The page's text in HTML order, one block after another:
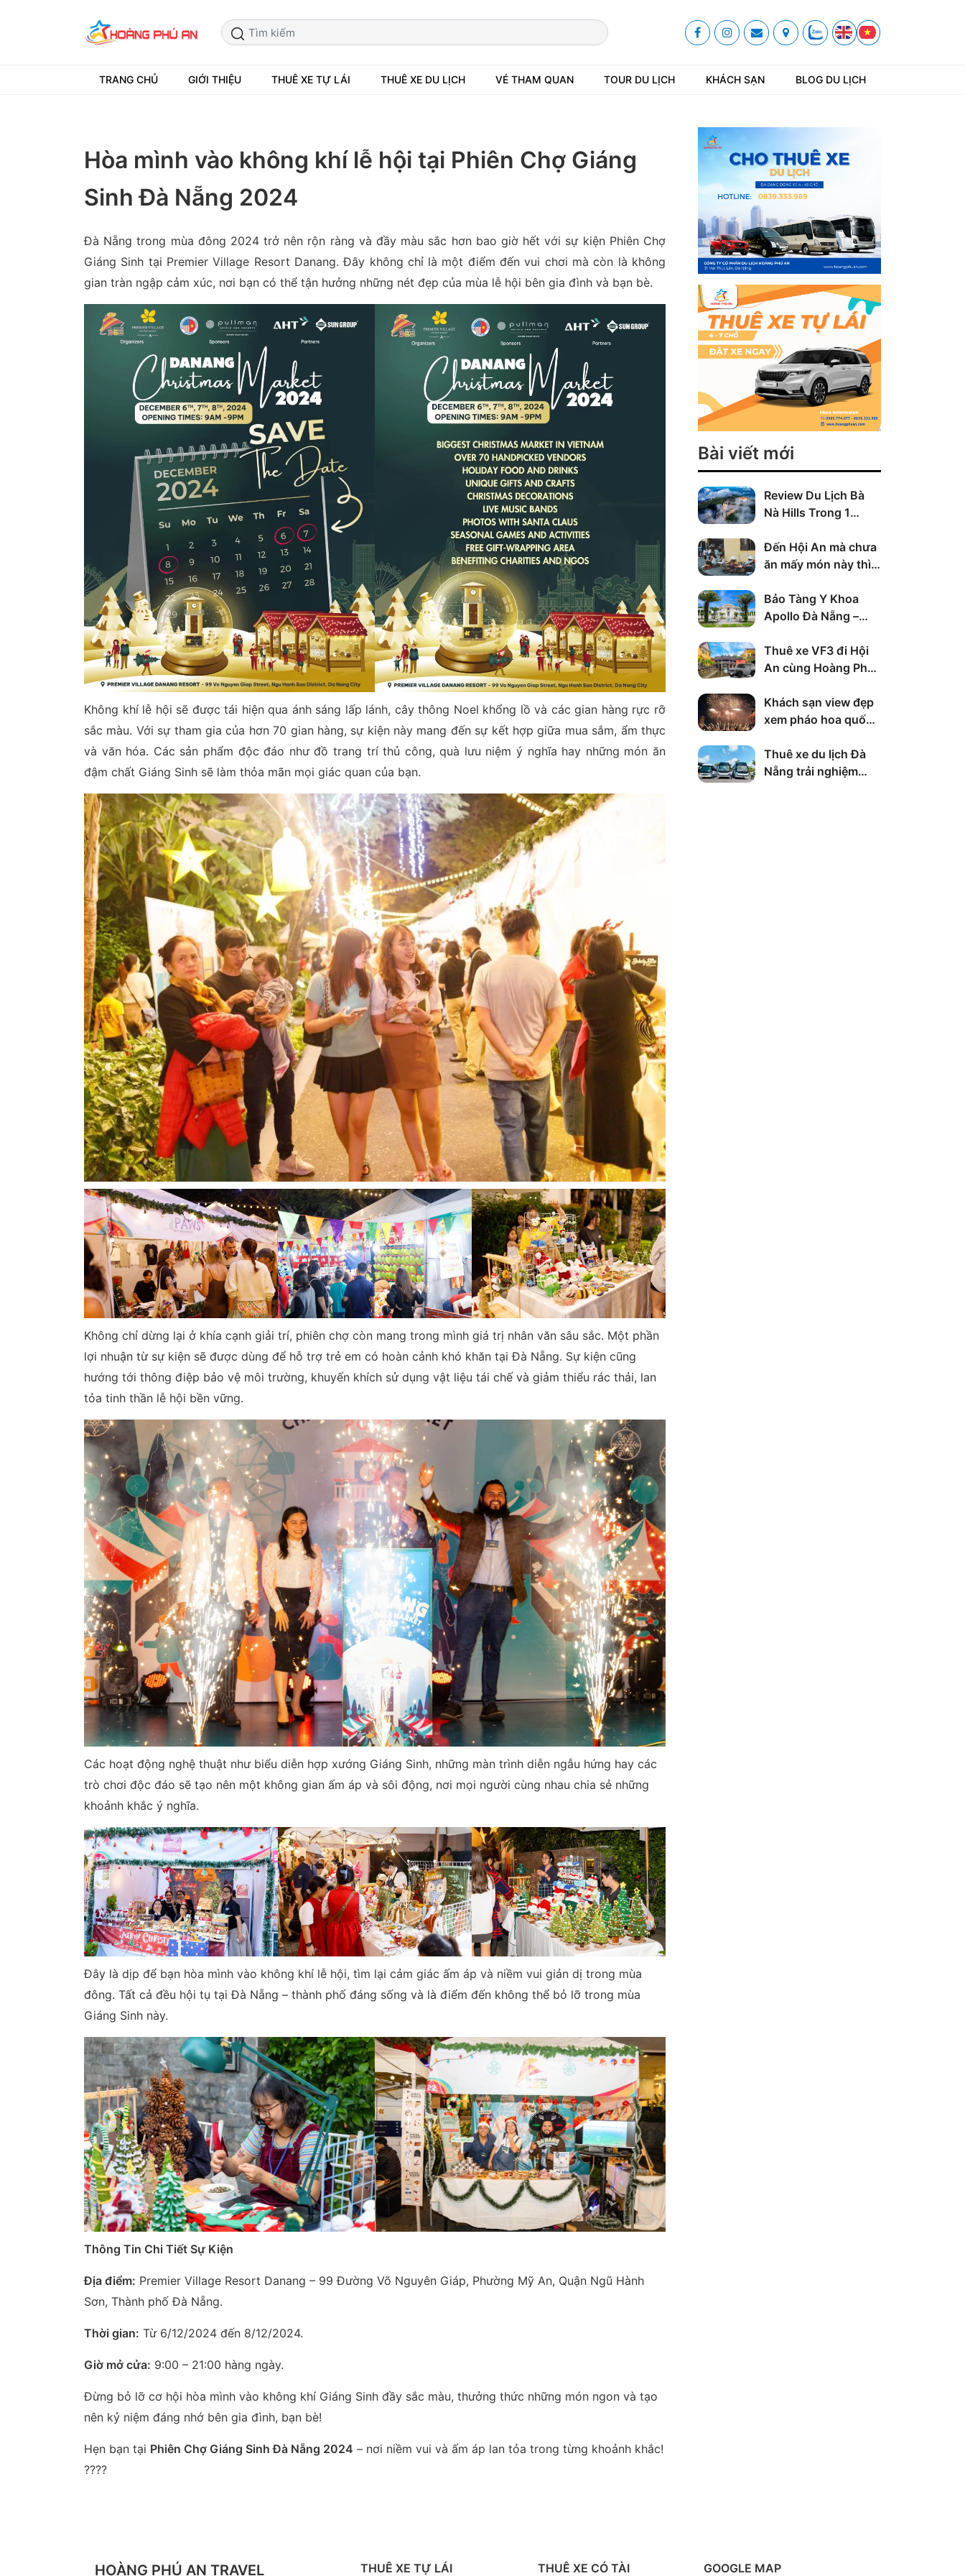
TRANG CHỦ GIỚI THIỆU THUÊ XE TỰ LÁI THUÊ XE DU LỊCH VÉ THAM QUAN TOUR DU LỊCH KHÁCH SẠN BLOG DU LỊCH
Hòa mình vào không khí lễ hội tại Phiên Chợ Giáng
Sinh Đà Nẵng 2024
Đà Nẵng trong mùa đông 2024 trở nên rộn ràng và đầy màu sắc hơn bao giờ hết với sự kiện Phiên Chợ
Giáng Sinh tại Premier Village Resort Danang. Đây không chỉ là một điểm đến vui chơi mà còn là không
gian tràn ngập cảm xúc, nơi bạn có thể tận hưởng những nét đẹp của mùa lễ hội bên gia đình và bạn bè.
Không khí lễ hội sẽ được tái hiện qua ánh sáng lấp lánh, cây thông Noel khổng lồ và các gian hàng rực rỡ
sắc màu. Với sự tham gia của hơn 70 gian hàng, sự kiện này mang đến sự kết hợp giữa mua sắm, ẩm thực
và văn hóa. Các sản phẩm độc đáo như đồ trang trí thủ công, quà lưu niệm ý nghĩa hay những món ăn
đậm chất Giáng Sinh sẽ làm thỏa mãn mọi giác quan của bạn.
Không chỉ dừng lại ở khía cạnh giải trí, phiên chợ còn mang trong mình giá trị nhân văn sâu sắc. Một phần
lợi nhuận từ sự kiện sẽ được dùng để hỗ trợ trẻ em có hoàn cảnh khó khăn tại Đà Nẵng. Sự kiện cũng
hướng tới thông điệp bảo vệ môi trường, khuyến khích sử dụng vật liệu tái chế và giảm thiểu rác thải, lan
tỏa tinh thần lễ hội bền vững.
Các hoạt động nghệ thuật như biểu diễn hợp xướng Giáng Sinh, những màn trình diễn ngẫu hứng hay các
trò chơi độc đáo sẽ tạo nên một không gian ấm áp và sôi động, nơi mọi người cùng nhau chia sẻ những
khoảnh khắc ý nghĩa.
Đây là dịp để bạn hòa mình vào không khí lễ hội, tìm lại cảm giác ấm áp và niềm vui giản dị trong mùa
đông. Tất cả đều hội tụ tại Đà Nẵng – thành phố đáng sống và là điểm đến không thể bỏ lỡ trong mùa
Giáng Sinh này.
Thông Tin Chi Tiết Sự Kiện
Địa điểm: Premier Village Resort Danang – 99 Đường Võ Nguyên Giáp, Phường Mỹ An, Quận Ngũ Hành
Sơn, Thành phố Đà Nẵng.
Thời gian: Từ 6/12/2024 đến 8/12/2024.
Giờ mở cửa: 9:00 – 21:00 hàng ngày.
Đừng bỏ lỡ cơ hội hòa mình vào không khí Giáng Sinh đầy sắc màu, thưởng thức những món ngon và tạo
nên kỷ niệm đáng nhớ bên gia đình, bạn bè!
Hẹn bạn tại Phiên Chợ Giáng Sinh Đà Nẵng 2024 – nơi niềm vui và ấm áp lan tỏa trong từng khoảnh khắc!
????
Bài viết mới
Review Du Lịch Bà
Nà Hills Trong 1
Gì, Cần Biết Gì Trước
Khi Lên Bà Nà Hills
Đến Hội An mà chưa
ăn mấy món này thì
Bảo Tàng Y Khoa
Apollo Đà Nẵng –
Mới Lạ Đang Hot
2026
Thuê xe VF3 đi Hội
An cùng Hoàng Phú
Khách sạn view đẹp
xem pháo hoa quốc
2026
Thuê xe du lịch Đà
Nẵng trải nghiệm
HOÀNG PHÚ AN TRAVEL THUÊ XE TỰ LÁI THUÊ XE CÓ TÀI GOOGLE MAP